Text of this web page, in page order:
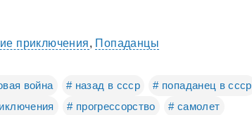
приключения, Попаданцы
война # назад в ссср
# попаданец в ссср
# прогрессорство
# самолет